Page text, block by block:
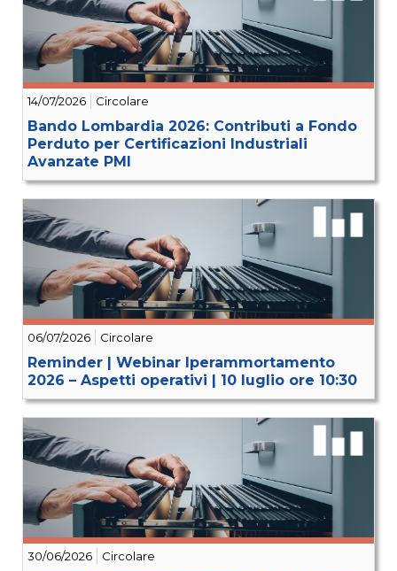
14/07/2026 Circolare
Bando Lombardia 2026: Contributi a Fondo
Perduto per Certificazioni Industriali
Avanzate PMI
06/07/2026 Circolare
Reminder | Webinar Iperammortamento
2026 – Aspetti operativi | 10 luglio ore 10:30
30/06/2026 Circolare